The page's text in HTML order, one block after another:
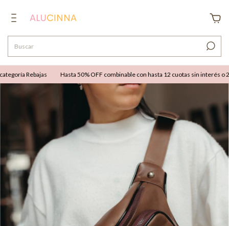
Rebajas Hasta 50% OFF combinable con hasta 12 cuotas sin interés o